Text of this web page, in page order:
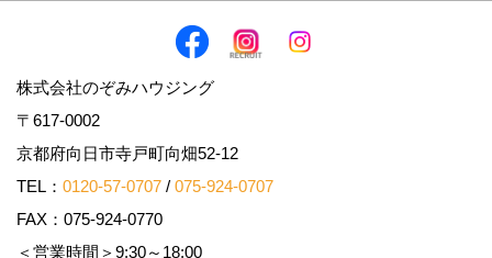
株式会社のぞみハウジング
〒617-0002
京都府向日市寺戸町向畑52-12
TEL： 0120-57-0707 / 075-924-0707
FAX：075-924-0770
＜営業時間＞9:30～18:00